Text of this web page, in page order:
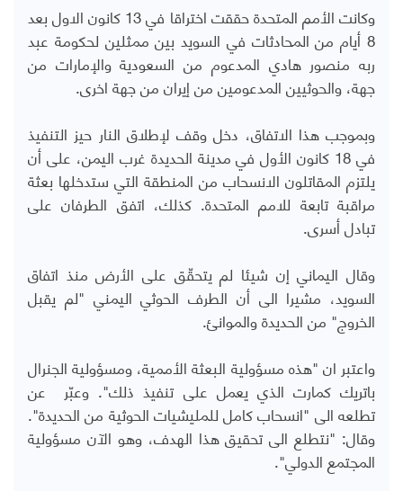
وكانت الأمم المتحدة حققت اختراقا في 13 كانون الاول بعد
8 أيام من المحادثات في السويد بين ممثلين لحكومة عبد
ربه منصور هادي المدعوم من السعودية والإمارات من
جهة، والحوثيين المدعومين من إيران من جهة اخرى.
وبموجب هذا الاتفاق، دخل وقف لإطلاق النار حيز التنفيذ
في 18 كانون الأول في مدينة الحديدة غرب اليمن، على أن
يلتزم المقاتلون الانسحاب من المنطقة التي ستدخلها بعثة
مراقبة تابعة للامم المتحدة. كذلك، اتفق الطرفان على
تبادل أسرى.
وقال اليماني إن شيئا لم يتحقّق على الأرض منذ اتفاق
السويد، مشيرا الى أن الطرف الحوثي اليمني "لم يقبل
الخروج" من الحديدة والموانئ.
واعتبر ان "هذه مسؤولية البعثة الأممية، ومسؤولية الجنرال
باتريك كمارت الذي يعمل على تنفيذ ذلك". وعبّر عن
تطلعه الى "انسحاب كامل للمليشيات الحوثية من الحديدة".
وقال: "نتطلع الى تحقيق هذا الهدف، وهو الآن مسؤولية
المجتمع الدولي".